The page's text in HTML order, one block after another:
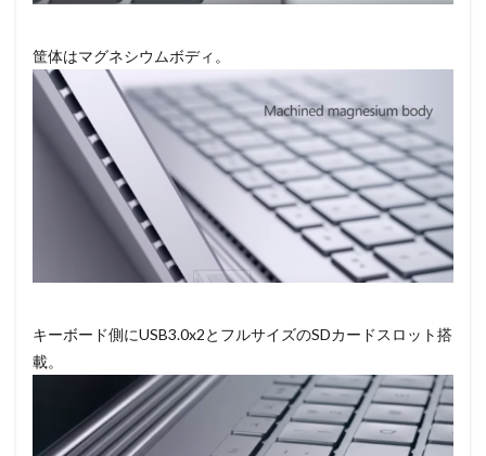
筐体はマグネシウムボディ。
キーボード側にUSB3.0x2とフルサイズのSDカードスロット搭
載。